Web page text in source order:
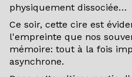
physiquement dissociée…
Ce soir, cette cire est
l'empreinte que nos
mémoire: tout à la fois
asynchrone.